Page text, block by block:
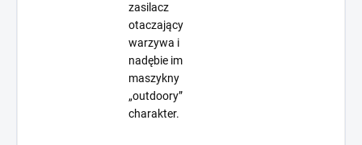
zasilacz
otaczający
warzywa i
nadębie im
maszykny
„outdoory”
charakter.